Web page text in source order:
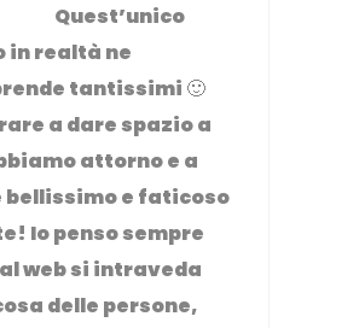
Quest’unico
in realtà ne
tantissimi 🙂
a dare spazio a
attorno e a
bellissimo e faticoso
Io penso sempre
web si intraveda
delle persone,